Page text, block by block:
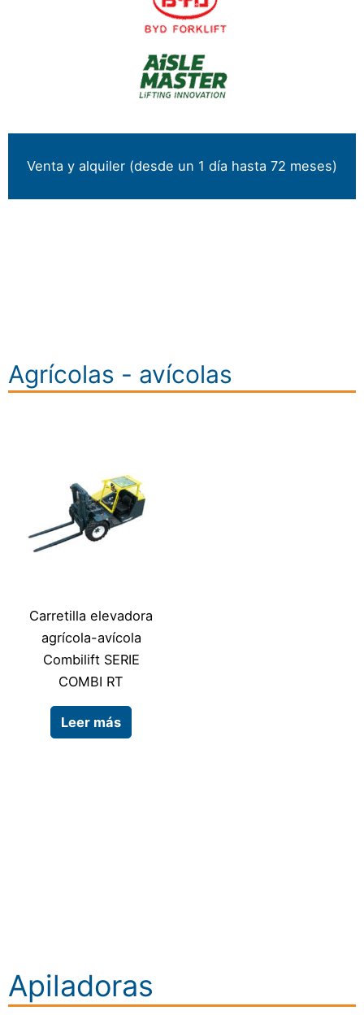
Venta y alquiler (desde un 1 día hasta 72 meses)
Agrícolas - avícolas
Carretilla elevadora
agrícola-avícola
Combilift SERIE
COMBI RT
Leer más
Apiladoras